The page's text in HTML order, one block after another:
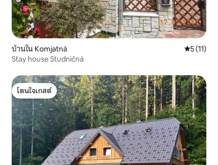
บ้านใน Komjatná คะแนนเฉ
5 (11)
Stay house Studničná
โดนใจเกสต์
โดนใจเกสต์